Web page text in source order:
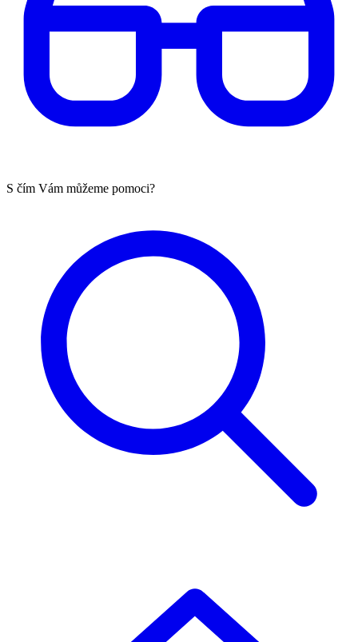
S čím Vám můžeme pomoci?